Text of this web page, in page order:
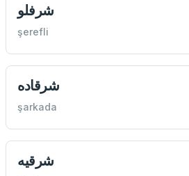
شرفلو
şerefli
شرقاده
şarkada
شرقيه